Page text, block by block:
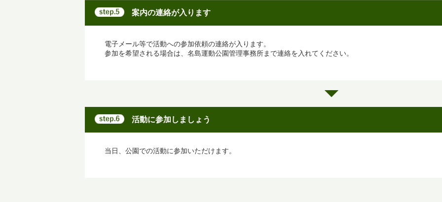
案内の連絡が入ります
電子メール等で活動への参加依頼の連絡が入ります。
参加を希望される場合は、名島運動公園管理事務所まで連絡を入れてください。
活動に参加しましょう
当日、公園での活動に参加いただけます。